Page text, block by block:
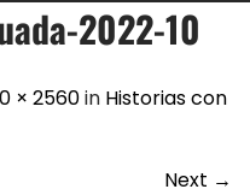
2022-10
× 2560in Historias con
Next →